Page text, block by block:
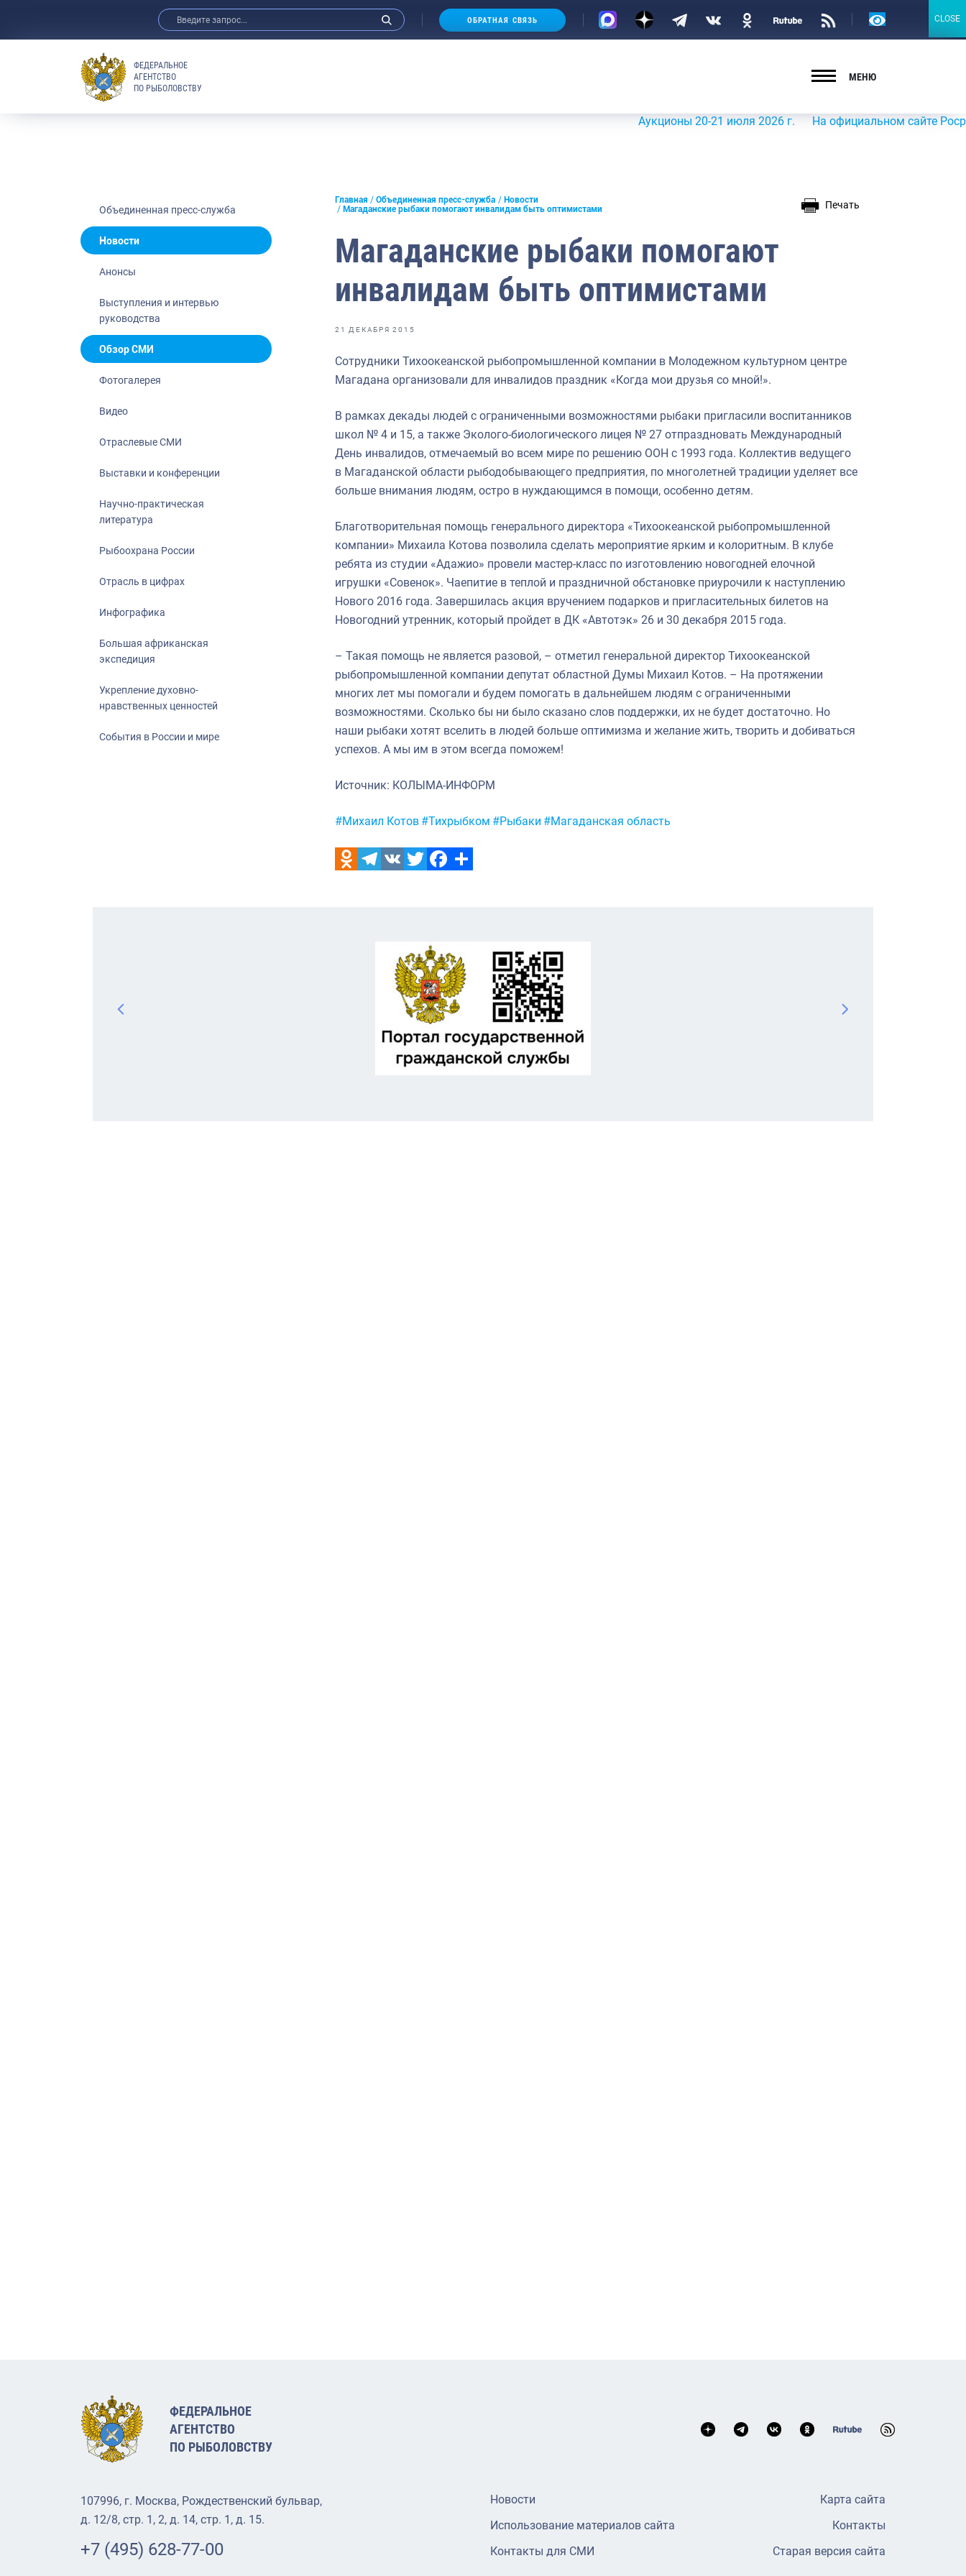
Анонсы
Отраслевые СМИ
Выставки и конференции
Рыбоохрана России
Инфографика
Большая африканская экспедиция
События в России и мире
ОБРАТНАЯ СВЯЗЬ
Версия
ФЕДЕРАЛЬНОЕ
АГЕНТСТВО
ПО РЫБОЛОВСТВУ
МЕНЮ
Аукционы 20-21 июля 2026 г. На официальном сайте
Объединенная пресс-служба
Новости
Анонсы
Выступления и интервью
руководства
Обзор СМИ
Фотогалерея
Видео
Отраслевые СМИ
Выставки и конференции
Научно-практическая
литература
Рыбоохрана России
Отрасль в цифрах
Инфографика
Большая африканская
экспедиция
Укрепление духовно-
нравственных ценностей
События в России и мире
Главная Объединенная пресс-служба
Новости
Магаданские рыбаки помогают инвалидам быть оптимистами
Печать
Магаданские рыбаки помогают
инвалидам быть оптимистами
21 ДЕКАБРЯ 2015
Сотрудники Тихоокеанской рыбопромышленной компании в Молодежном культурном центре
Магадана организовали для инвалидов праздник «Когда мои друзья со мной!».
В рамках декады людей с ограниченными возможностями рыбаки пригласили воспитанников
школ № 4 и 15, а также Эколого-биологического лицея № 27 отпраздновать Международный
День инвалидов, отмечаемый во всем мире по решению ООН с 1993 года. Коллектив ведущего
в Магаданской области рыбодобывающего предприятия, по многолетней традиции уделяет все
больше внимания людям, остро в нуждающимся в помощи, особенно детям.
Благотворительная помощь генерального директора «Тихоокеанской рыбопромышленной
компании» Михаила Котова позволила сделать мероприятие ярким и колоритным. В клубе
ребята из студии «Адажио» провели мастер-класс по изготовлению новогодней елочной
игрушки «Совенок». Чаепитие в теплой и праздничной обстановке приурочили к наступлению
Нового 2016 года. Завершилась акция вручением подарков и пригласительных билетов на
Новогодний утренник, который пройдет в ДК «Автотэк» 26 и 30 декабря 2015 года.
– Такая помощь не является разовой, – отметил генеральной директор Тихоокеанской
рыбопромышленной компании депутат областной Думы Михаил Котов. – На протяжении
многих лет мы помогали и будем помогать в дальнейшем людям с ограниченными
возможностями. Сколько бы ни было сказано слов поддержки, их не будет достаточно. Но
наши рыбаки хотят вселить в людей больше оптимизма и желание жить, творить и добиваться
успехов. А мы им в этом всегда поможем!
Источник: КОЛЫМА-ИНФОРМ
Метки:
#Михаил Котов #Тихрыбком #Рыбаки #Магаданская область
ФЕДЕРАЛЬНОЕ
АГЕНТСТВО
ПО РЫБОЛОВСТВУ
107996, г. Москва, Рождественский бульвар,
д. 12/8, стр. 1, 2, д. 14, стр. 1, д. 15.
+7 (495) 628-77-00
Новости
Использование материалов сайта
Контакты для СМИ
Карта сайта
Контакты
Старая версия сайта
CLOSE
CLOSE